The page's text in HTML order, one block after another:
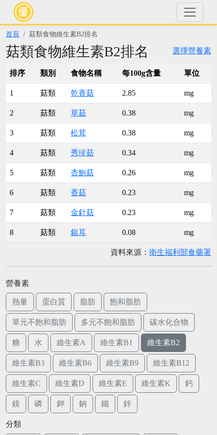
首頁 菇類食物維生素B2排名
選擇營養素
菇類食物維生素B2排名
排序 類別 食物名稱 每100g含量 單位
1 菇類 乾香菇 2.85 mg
2 菇類 草菇 0.38 mg
3 菇類 松茸 0.38 mg
4 菇類 秀珍菇 0.34 mg
5 菇類 杏鮑菇 0.26 mg
6 菇類 香菇 0.23 mg
7 菇類 金針菇 0.23 mg
8 菇類 銀耳 0.08 mg
資料來源： 衛生福利部食藥署
營養素
熱量 蛋白質 脂肪 飽和脂肪
單元不飽和脂肪 多元不飽和脂肪 碳水化合物
糖 水 維生素A 維生素B1 維生素B2
維生素B3 維生素B6 維生素B9 維生素B12
維生素C 維生素D 維生素E 維生素K 鈣
鎂 磷 鉀 鈉 鐵 鋅
分類